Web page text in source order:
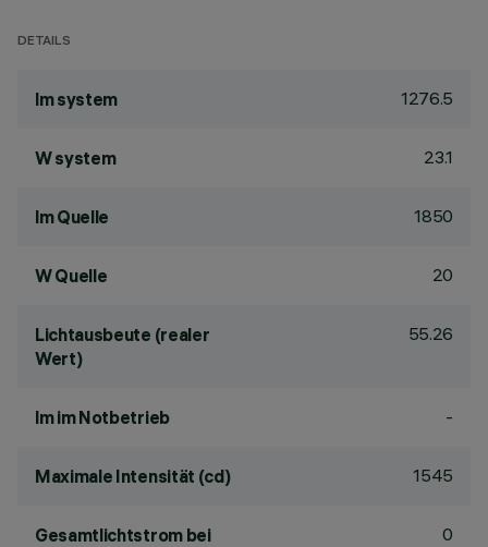
DETAILS
lm system 1276.5
W system 23.1
lm Quelle 1850
W Quelle 20
Lichtausbeute (realer
Wert)
55.26
lm im Notbetrieb -
Maximale Intensität (cd) 1545
Gesamtlichtstrom bei
0